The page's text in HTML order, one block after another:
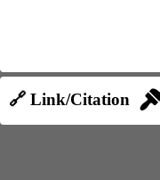
🔗 Link/Citation